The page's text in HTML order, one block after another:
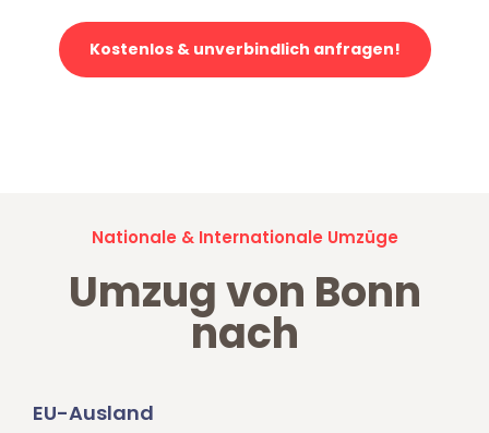
Kostenlos & unverbindlich anfragen!
Nationale & Internationale Umzüge
Umzug von Bonn
nach
EU-Ausland